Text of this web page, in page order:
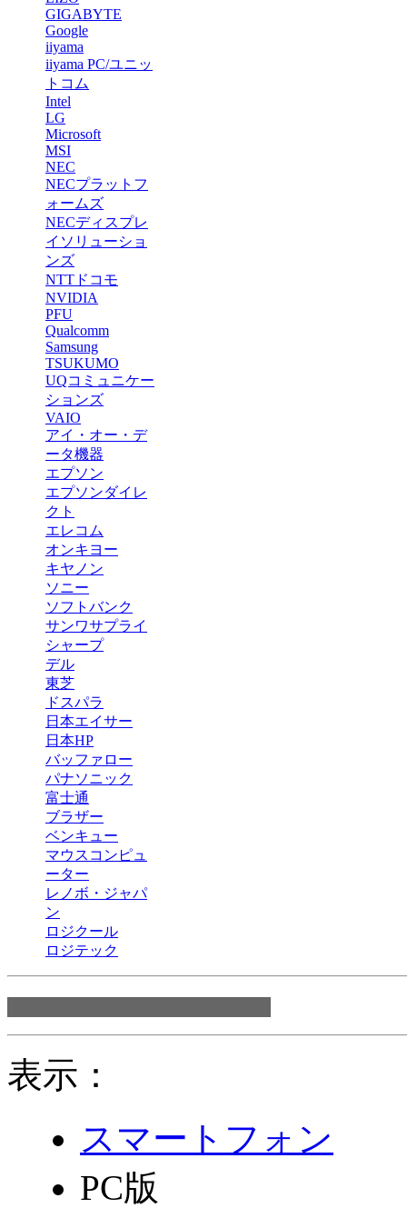
GIGABYTE
Google
iiyama
iiyama PC/ユニッ
トコム
Intel
LG
Microsoft
MSI
NEC
NECプラットフ
ォームズ
NECディスプレ
イソリューショ
ンズ
NTTドコモ
NVIDIA
PFU
Qualcomm
Samsung
TSUKUMO
UQコミュニケー
ションズ
VAIO
アイ・オー・デ
ータ機器
エプソン
エプソンダイレ
クト
エレコム
オンキヨー
キヤノン
ソニー
ソフトバンク
サンワサプライ
シャープ
デル
東芝
ドスパラ
日本エイサー
日本HP
バッファロー
パナソニック
富士通
ブラザー
ベンキュー
マウスコンピュ
ーター
レノボ・ジャパ
ン
ロジクール
ロジテック
表示：
スマートフォン
PC版